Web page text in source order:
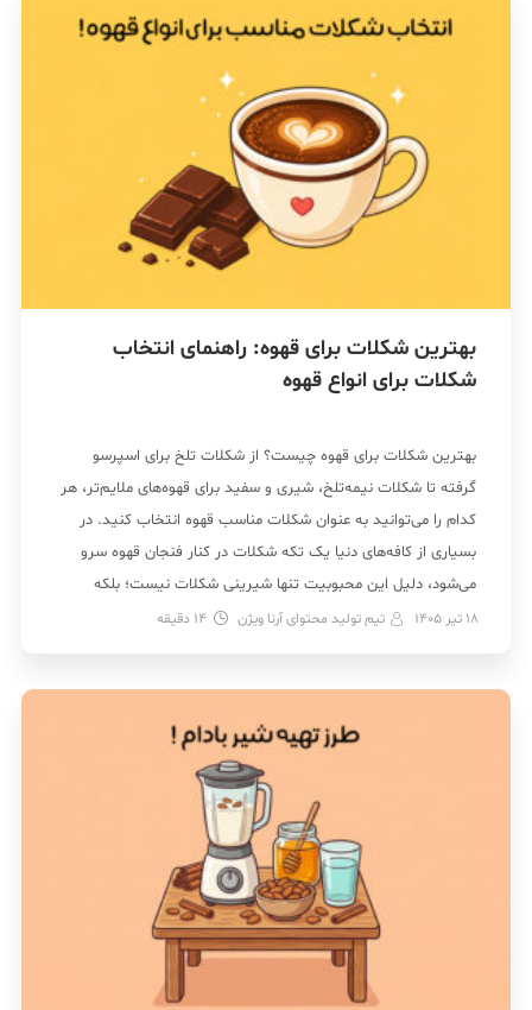
بهترین شکلات برای قهوه: راهنمای انتخاب
شکلات برای انواع قهوه
بهترین شکلات برای قهوه چیست؟ از شکلات تلخ برای اسپرسو
گرفته تا شکلات نیمه‌تلخ، شیری و سفید برای قهوه‌های ملایم‌تر، هر
کدام را می‌توانید به عنوان شکلات مناسب قهوه انتخاب کنید. در
بسیاری از کافه‌های دنیا یک تکه شکلات در کنار فنجان قهوه سرو
می‌شود، دلیل این محبوبیت تنها شیرینی شکلات نیست؛ بلکه
ترکیب شگفت‌انگیز […]
18 تیر 1405 تیم تولید محتوای آرنا ویژن 14 دقیقه